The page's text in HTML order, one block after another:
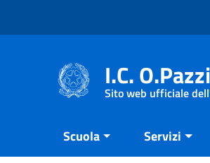
I.C.
Sito web ufficiale
Scuola Servizi